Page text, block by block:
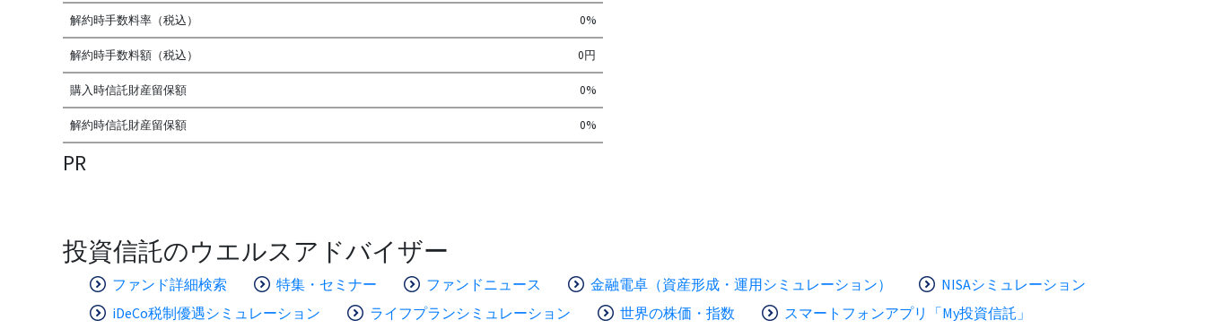
解約時手数料率（税込） 0%
解約時手数料額（税込） 0円
購入時信託財産留保額 0%
解約時信託財産留保額 0%
PR
投資信託のウエルスアドバイザー
ファンド詳細検索 特集・セミナー ファンドニュース 金融電卓（資産形成・運用シミュレーション）
NISAシミュレーション
iDeCo税制優遇シミュレーション
ライフプランシミュレーション 世界の株価・指数 スマートフォンアプリ「My投資信託」